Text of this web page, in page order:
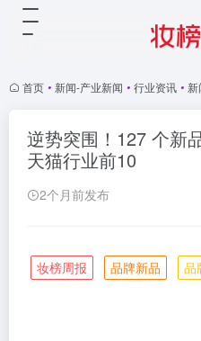
首页 • 新闻-产业新闻 • 行业资讯 •
逆势突围！127 个新
天猫行业前10
2个月前发布
妆榜周报 品牌新品 品